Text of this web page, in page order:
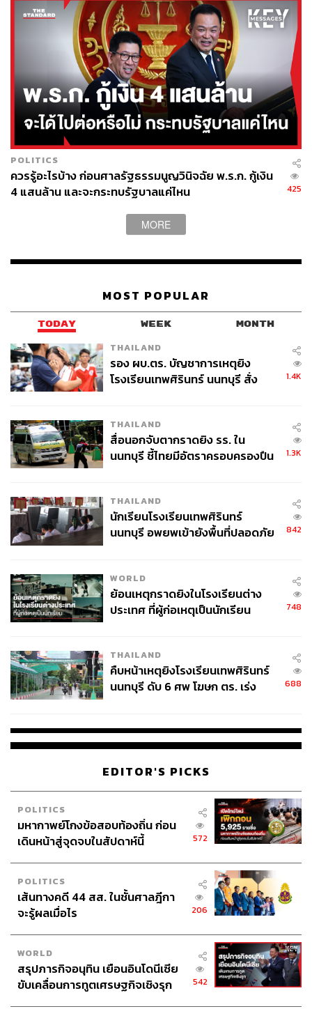
82
กองบรรณาธิการ THE STANDARD
POLITICS
ควรรู้อะไรบ้าง ก่อนศาลรัฐธรรมนูญวินิจฉัย พ.ร.ก. กู้เงิน
4 แสนล้าน และจะกระทบรัฐบาลแค่ไหน
425
MORE
MOST POPULAR
TODAY WEEK MONTH
THAILAND
รอง ผบ.ตร. บัญชาการเหตุยิง
โรงเรียนเทพศิรินทร์ นนทบุรี สั่ง
1.4K
THAILAND
สื่อนอกจับตากราดยิง รร. ใน
นนทบุรี ชี้ไทยมีอัตราครอบครองปืน
1.3K
THAILAND
นักเรียนโรงเรียนเทพศิรินทร์
นนทบุรี อพยพเข้ายังพื้นที่ปลอดภัย
842
WORLD
ย้อนเหตุกราดยิงในโรงเรียนต่าง
ประเทศ ที่ผู้ก่อเหตุเป็นนักเรียน
748
THAILAND
คืบหน้าเหตุยิงโรงเรียนเทพศิรินทร์
นนทบุรี ดับ 6 ศพ โฆษก ตร. เร่ง
688
EDITOR'S PICKS
POLITICS
มหากาพย์โกงข้อสอบท้องถิ่น ก่อน
เดินหน้าสู่จุดจบในสัปดาห์นี้
572
POLITICS
เส้นทางคดี 44 สส. ในชั้นศาลฎีกา
จะรู้ผลเมื่อไร
206
WORLD
สรุปภารกิจอนุทิน เยือนอินโดนีเซีย
ขับเคลื่อนการทูตเศรษฐกิจเชิงรุก
542